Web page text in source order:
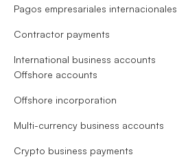
Pagos empresariales internacionales
Contractor payments
International business accounts
Offshore accounts
Offshore incorporation
Multi-currency business accounts
Crypto business payments